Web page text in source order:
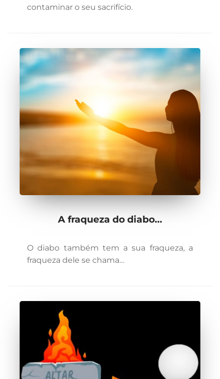
contaminar o seu sacrifício.
A fraqueza do diabo…
O diabo também tem a sua fraqueza, a
fraqueza dele se chama…